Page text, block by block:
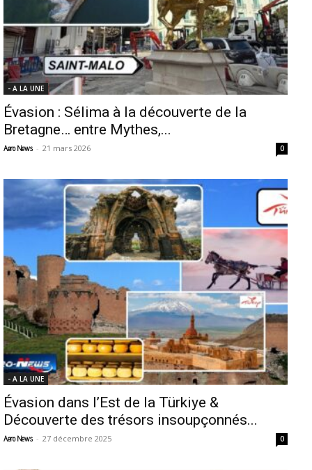
- A LA UNE
Évasion : Sélima à la découverte de la
Bretagne… entre Mythes,...
Aero News - 21 mars 2026 0
- A LA UNE
Évasion dans l’Est de la Türkiye &
Découverte des trésors insoupçonnés...
Aero News - 27 décembre 2025 0